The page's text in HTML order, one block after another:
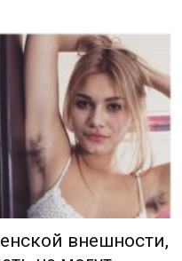
внешности,